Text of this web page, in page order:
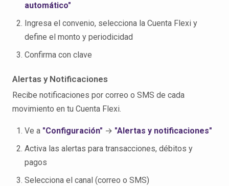
automático"
Ingresa el convenio, selecciona la Cuenta Flexi y
define el monto y periodicidad
Confirma con clave
Alertas y Notificaciones
Recibe notificaciones por correo o SMS de cada
movimiento en tu Cuenta Flexi.
Ve a "Configuración" → "Alertas y notificaciones"
Activa las alertas para transacciones, débitos y
pagos
Selecciona el canal (correo o SMS)